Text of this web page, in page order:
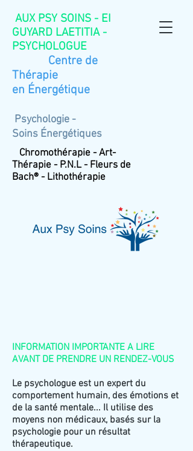
AUX PSY SOINS - EI
GUYARD LAETITIA -
PSYCHOLOGUE
Centre de
Thérapie
en Énergétique
Psychologie -
Soins Énergétiques
Chromothérapie - Art-
Thérapie - P.N.L - Fleurs de
Bach® - Lithothérapie
INFORMATION IMPORTANTE A LIRE
AVANT DE PRENDRE UN RENDEZ-VOUS
Le psychologue est un expert du
comportement humain, des émotions et
de la santé mentale... Il utilise des
moyens non médicaux, basés sur la
psychologie pour un résultat
thérapeutique.